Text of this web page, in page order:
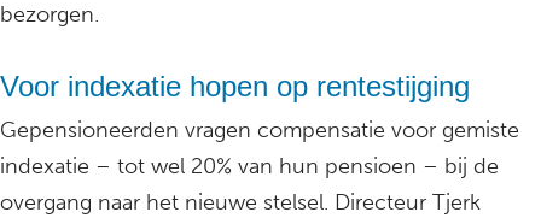
bezorgen.
Voor indexatie hopen op rentestijging
Gepensioneerden vragen compensatie voor gemiste
indexatie – tot wel 20% van hun pensioen – bij de
overgang naar het nieuwe stelsel. Directeur Tjerk